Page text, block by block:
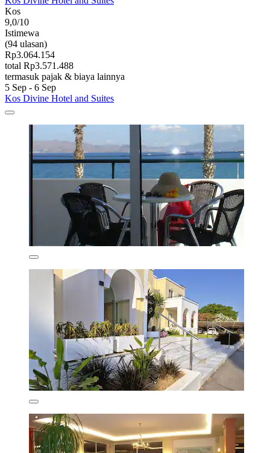
Kos
9,0/10
Istimewa
(94 ulasan)
Rp3.064.154
total Rp3.571.488
termasuk pajak & biaya lainnya
5 Sep - 6 Sep
Kos Divine Hotel and Suites